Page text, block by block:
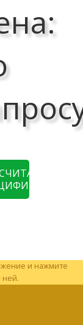
и нажмите
ней.